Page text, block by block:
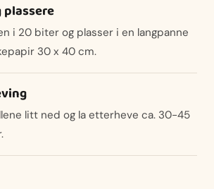
plassere
i 20 biter og plasser i en langpanne
30 x 40 cm.
litt ned og la etterheve ca. 30-45